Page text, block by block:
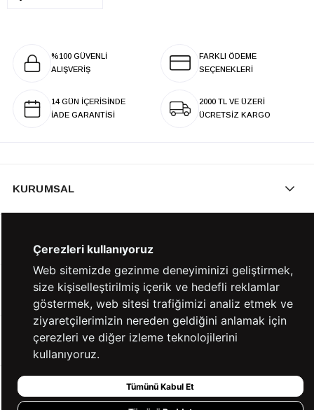
%100 GÜVENLİ
ALIŞVERİŞ
FARKLI ÖDEME
SEÇENEKLERİ
14 GÜN İÇERİSİNDE
İADE GARANTİSİ
2000 TL VE ÜZERİ
ÜCRETSİZ KARGO
KURUMSAL
YARDIM
BİZE ULAŞIN
HIZLI ERİŞİM
Çerezleri kullanıyoruz
Web sitemizde gezinme deneyiminizi geliştirmek,
size kişiselleştirilmiş içerik ve hedefli reklamlar
göstermek, web sitesi trafiğimizi analiz etmek ve
ziyaretçilerimizin nereden geldiğini anlamak için
çerezleri ve diğer izleme teknolojilerini
kullanıyoruz.
Tümünü Kabul Et